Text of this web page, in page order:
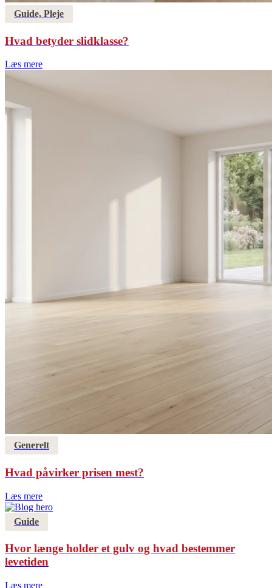
Guide, Pleje
Hvad betyder slidklasse?
Læs mere
Generelt
Hvad påvirker prisen mest?
Læs mere
Guide
Hvor længe holder et gulv og hvad bestemmer
levetiden
Læs mere